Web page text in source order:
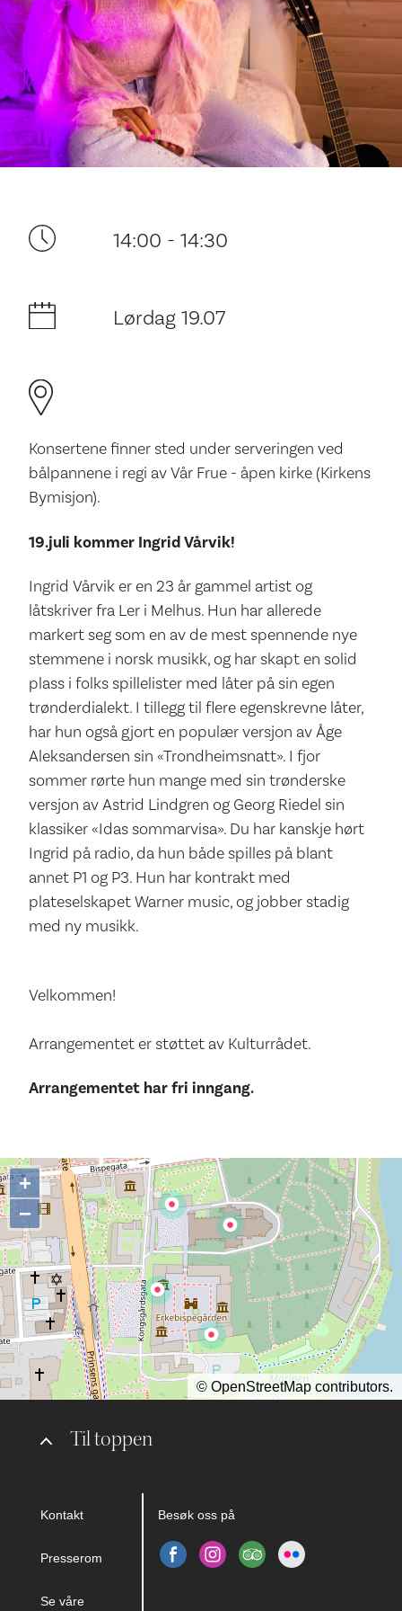
Ditt besøk
14:00 - 14:30
Lørdag 19.07
Konsertene finner sted under serveringen ved
bålpannene i regi av Vår Frue - åpen kirke (Kirkens
Bymisjon).
19.juli kommer Ingrid Vårvik!
Ingrid Vårvik er en 23 år gammel artist og
låtskriver fra Ler i Melhus. Hun har allerede
markert seg som en av de mest spennende nye
stemmene i norsk musikk, og har skapt en solid
plass i folks spillelister med låter på sin egen
trønderdialekt. I tillegg til flere egenskrevne låter,
har hun også gjort en populær versjon av Åge
Aleksandersen sin «Trondheimsnatt». I fjor
sommer rørte hun mange med sin trønderske
versjon av Astrid Lindgren og Georg Riedel sin
klassiker «Idas sommarvisa». Du har kanskje hørt
Ingrid på radio, da hun både spilles på blant
annet P1 og P3. Hun har kontrakt med
plateselskapet Warner music, og jobber stadig
med ny musikk.
Velkommen!
Arrangementet er støttet av Kulturrådet.
Arrangementet har fri inngang.
Til toppen
Kontakt
Presserom
Se våre
Besøk oss på
+
−
© OpenStreetMap contributors.